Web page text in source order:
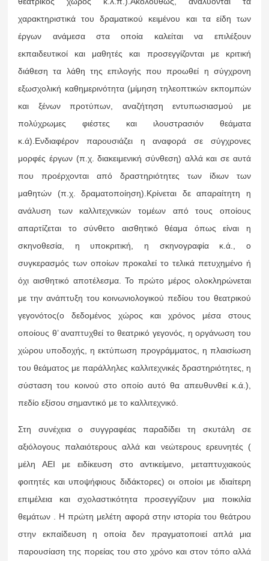
χαρακτηριστικά του δραματικού κειμένου και τα είδη των
έργων ανάμεσα στα οποία καλείται να επιλέξουν
εκπαιδευτικοί και μαθητές και προσεγγίζονται με κριτική
διάθεση τα λάθη της επιλογής που προωθεί η σύγχρονη
εξωσχολική καθημερινότητα (μίμηση τηλεοπτικών εκπομπών
και ξένων προτύπων, αναζήτηση εντυπωσιασμού με
πολύχρωμες φιέστες και ιλουστρασιόν θεάματα
κ.ά).Ενδιαφέρον παρουσιάζει η αναφορά σε σύγχρονες
μορφές έργων (π.χ. διακειμενική σύνθεση) αλλά και σε αυτά
που προέρχονται από δραστηριότητες των ίδιων των
μαθητών (π.χ. δραματοποίηση).Κρίνεται δε απαραίτητη η
ανάλυση των καλλιτεχνικών τομέων από τους οποίους
απαρτίζεται το σύνθετο αισθητικό θέαμα όπως είναι η
σκηνοθεσία, η υποκριτική, η σκηνογραφία κ.ά., ο
συγκερασμός των οποίων προκαλεί το τελικά πετυχημένο ή
όχι αισθητικό αποτέλεσμα. Το πρώτο μέρος ολοκληρώνεται
με την ανάπτυξη του κοινωνιολογικού πεδίου του θεατρικού
γεγονότος(ο δεδομένος χώρος και χρόνος μέσα στους
οποίους θ’ αναπτυχθεί το θεατρικό γεγονός, η οργάνωση του
χώρου υποδοχής, η εκτύπωση προγράμματος, η πλαισίωση
του θεάματος με παράλληλες καλλιτεχνικές δραστηριότητες, η
σύσταση του κοινού στο οποίο αυτό θα απευθυνθεί κ.ά.),
πεδίο εξίσου σημαντικό με το καλλιτεχνικό.
Στη συνέχεια ο συγγραφέας παραδίδει τη σκυτάλη σε
αξιόλογους παλαιότερους αλλά και νεώτερους ερευνητές (
μέλη ΑΕΙ με ειδίκευση στο αντικείμενο, μεταπτυχιακούς
φοιτητές και υποψήφιους διδάκτορες) οι οποίοι με ιδιαίτερη
επιμέλεια και σχολαστικότητα προσεγγίζουν μια ποικιλία
θεμάτων . Η πρώτη μελέτη αφορά στην ιστορία του θεάτρου
στην εκπαίδευση η οποία δεν πραγματοποιεί απλά μια
παρουσίαση της πορείας του στο χρόνο και στον τόπο αλλά